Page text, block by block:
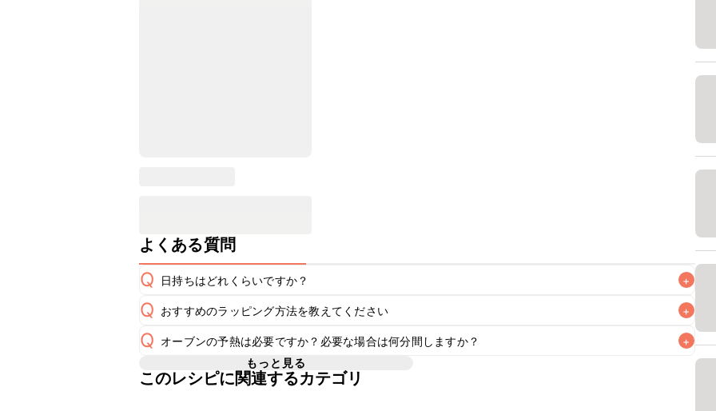
よくある質問
Q 日持ちはどれくらいですか？ +
A
Q おすすめのラッピング方法を教えてください +
A
Q オーブンの予熱は必要ですか？必要な場合は何分間しますか？ +
A
レシピでは170℃に予熱したオーブンで焼き上げています。オーブンに予熱機能がある場合はそちら
もっと見る
このレシピに関連するカテゴリ